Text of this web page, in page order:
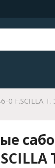
0 F.SCILLA T.